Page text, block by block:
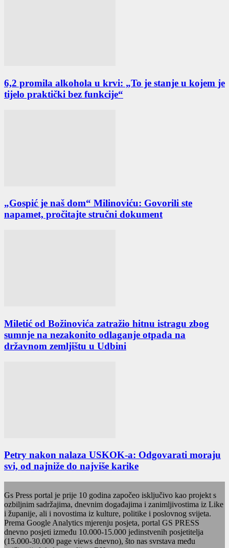
6,2 promila alkohola u krvi: „To je stanje u kojem je
tijelo praktički bez funkcije“
„Gospić je naš dom“ Milinoviću: Govorili ste
napamet, pročitajte stručni dokument
Miletić od Božinovića zatražio hitnu istragu zbog
sumnje na nezakonito odlaganje otpada na
državnom zemljištu u Udbini
Petry nakon nalaza USKOK-a: Odgovarati moraju
svi, od najniže do najviše karike
Gs Press portal je prije 10 godina započeo isključivo kao projekt s
ozbiljnim sadržajima, dnevnim događajima i zanimljivostima iz Like
i županije, ali i novostima iz kulture, politike i poslovnog svijeta.
Prema Google Analytics mjerenju posjeta, portal GS PRESS
dnevno posjeti između 10.000-15.000 jedinstvenih posjetitelja
(15.000-30.000 page views dnevno), što nas svrstava među